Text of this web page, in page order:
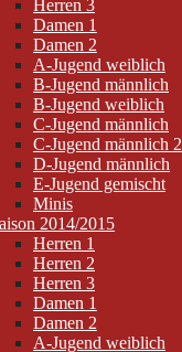
Herren 3
Damen 1
Damen 2
A-Jugend weiblich
B-Jugend männlich
B-Jugend weiblich
C-Jugend männlich
C-Jugend männlich 2
D-Jugend männlich
E-Jugend gemischt
Minis
2014/2015
Herren 1
Herren 2
Herren 3
Damen 1
Damen 2
A-Jugend weiblich